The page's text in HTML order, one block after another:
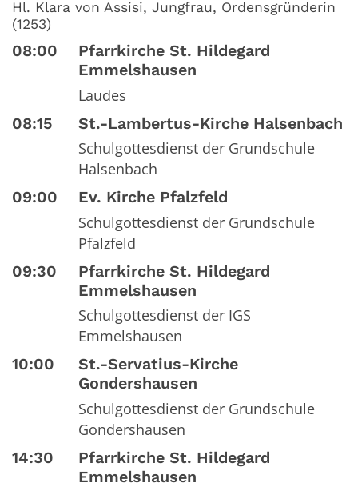
Hl. Klara von Assisi, Jungfrau, Ordensgründerin
(1253)
08:00
Pfarrkirche St. Hildegard
Emmelshausen
Laudes
08:15 St.-Lambertus-Kirche Halsenbach
Schulgottesdienst der Grundschule
Halsenbach
09:00 Ev. Kirche Pfalzfeld
Schulgottesdienst der Grundschule
Pfalzfeld
09:30
Pfarrkirche St. Hildegard
Emmelshausen
Schulgottesdienst der IGS
Emmelshausen
10:00
St.-Servatius-Kirche
Gondershausen
Schulgottesdienst der Grundschule
Gondershausen
14:30
Pfarrkirche St. Hildegard
Emmelshausen